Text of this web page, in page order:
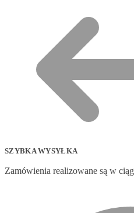
SZYBKA WYSYŁKA
Zamówienia realizowane są w